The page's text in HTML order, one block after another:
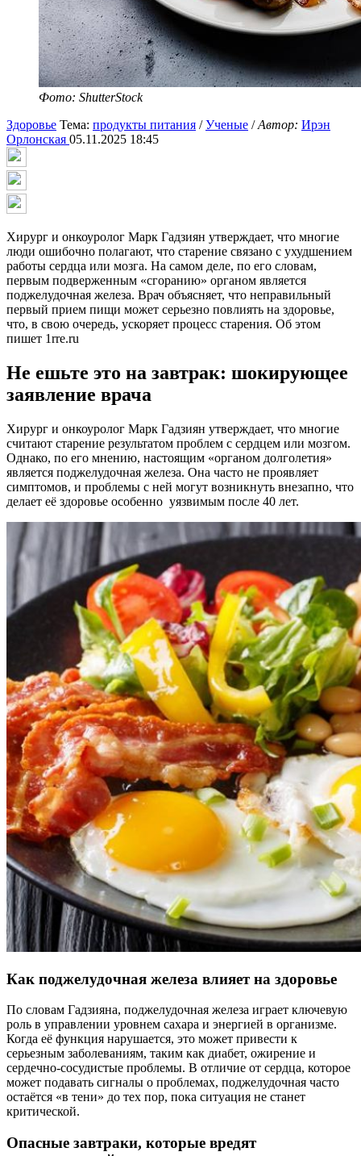
Фото: ShutterStock
Здоровье Тема: продукты питания /Ученые /Автор: Ирэн
Орлонская 05.11.2025 18:45
Хирург и онкоуролог Марк Гадзиян утверждает, что многие
люди ошибочно полагают, что старение связано с ухудшением
работы сердца или мозга. На самом деле, по его словам,
первым подверженным «сгоранию» органом является
поджелудочная железа. Врач объясняет, что неправильный
первый прием пищи может серьезно повлиять на здоровье,
что, в свою очередь, ускоряет процесс старения. Об этом
пишет 1rre.ru
Не ешьте это на завтрак: шокирующее
заявление врача
Хирург и онкоуролог Марк Гадзиян утверждает, что многие
считают старение результатом проблем с сердцем или мозгом.
Однако, по его мнению, настоящим «органом долголетия»
является поджелудочная железа. Она часто не проявляет
симптомов, и проблемы с ней могут возникнуть внезапно, что
делает её здоровье особенно уязвимым после 40 лет.
Как поджелудочная железа влияет на здоровье
По словам Гадзияна, поджелудочная железа играет ключевую
роль в управлении уровнем сахара и энергией в организме.
Когда её функция нарушается, это может привести к
серьезным заболеваниям, таким как диабет, ожирение и
сердечно-сосудистые проблемы. В отличие от сердца, которое
может подавать сигналы о проблемах, поджелудочная часто
остаётся «в тени» до тех пор, пока ситуация не станет
критической.
Опасные завтраки, которые вредят